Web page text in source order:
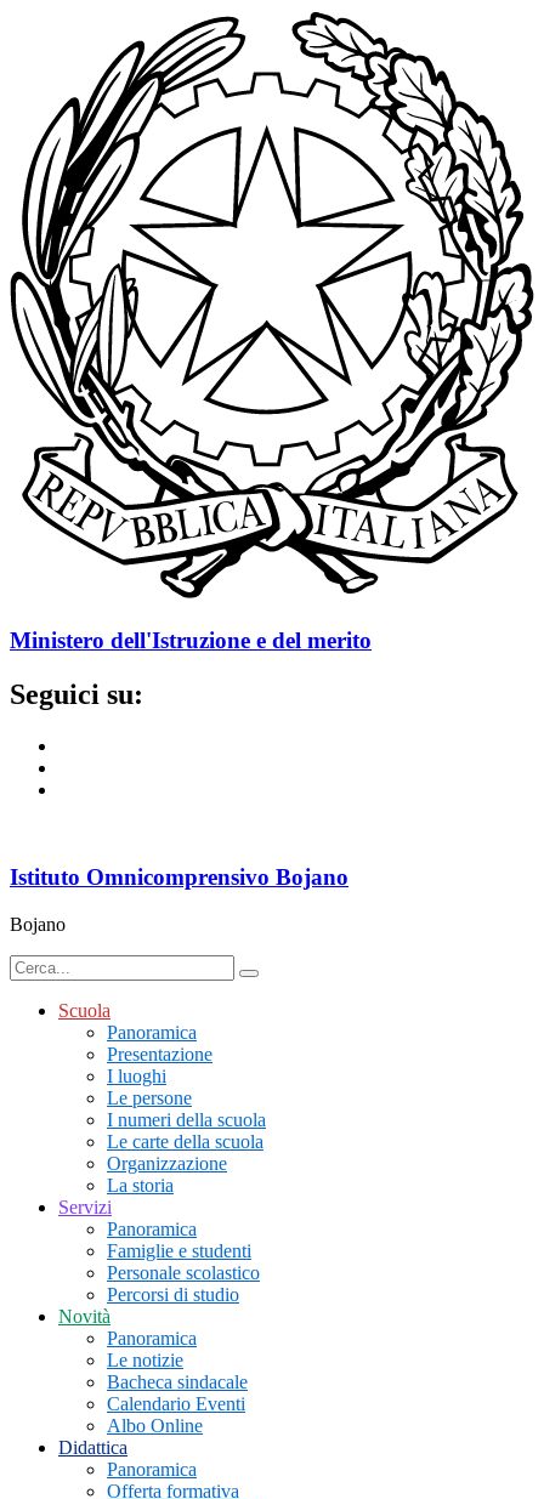
Ministero dell'Istruzione e del merito
Seguici su:
Istituto Omnicomprensivo Bojano
Bojano
Scuola
Panoramica
Presentazione
I luoghi
Le persone
I numeri della scuola
Le carte della scuola
Organizzazione
La storia
Servizi
Panoramica
Famiglie e studenti
Personale scolastico
Percorsi di studio
Novità
Panoramica
Le notizie
Bacheca sindacale
Calendario Eventi
Albo Online
Didattica
Panoramica
Offerta formativa